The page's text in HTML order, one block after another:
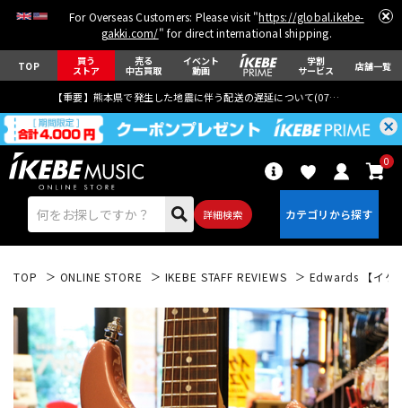
For Overseas Customers: Please visit "https://global.ikebe-
gakki.com/" for direct international shipping.
TOP 買う
ストア
売る
中古買取
イベント
動画
学割
サービス 店舗一覧
【重要】熊本県で発生した地震に伴う配送の遅延について(07月29日
詳細検索
0
エレキギター アコギ/エレアコ
TOP ONLINE STORE IKEBE STAFF REVIEWS Edwards 【イケ